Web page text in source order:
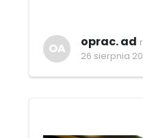
OA oprac. ad
26 sierpnia